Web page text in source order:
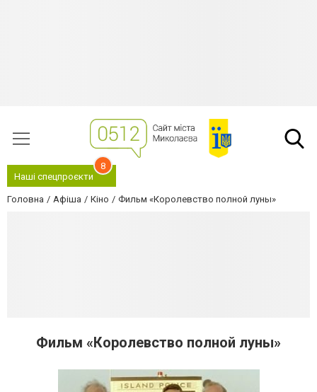
Наші спецпроєкти
8
Головна Афіша Кіно Фильм «Королевство полной луны»
Фильм «Королевство полной луны»